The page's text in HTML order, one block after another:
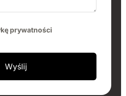
prywatności